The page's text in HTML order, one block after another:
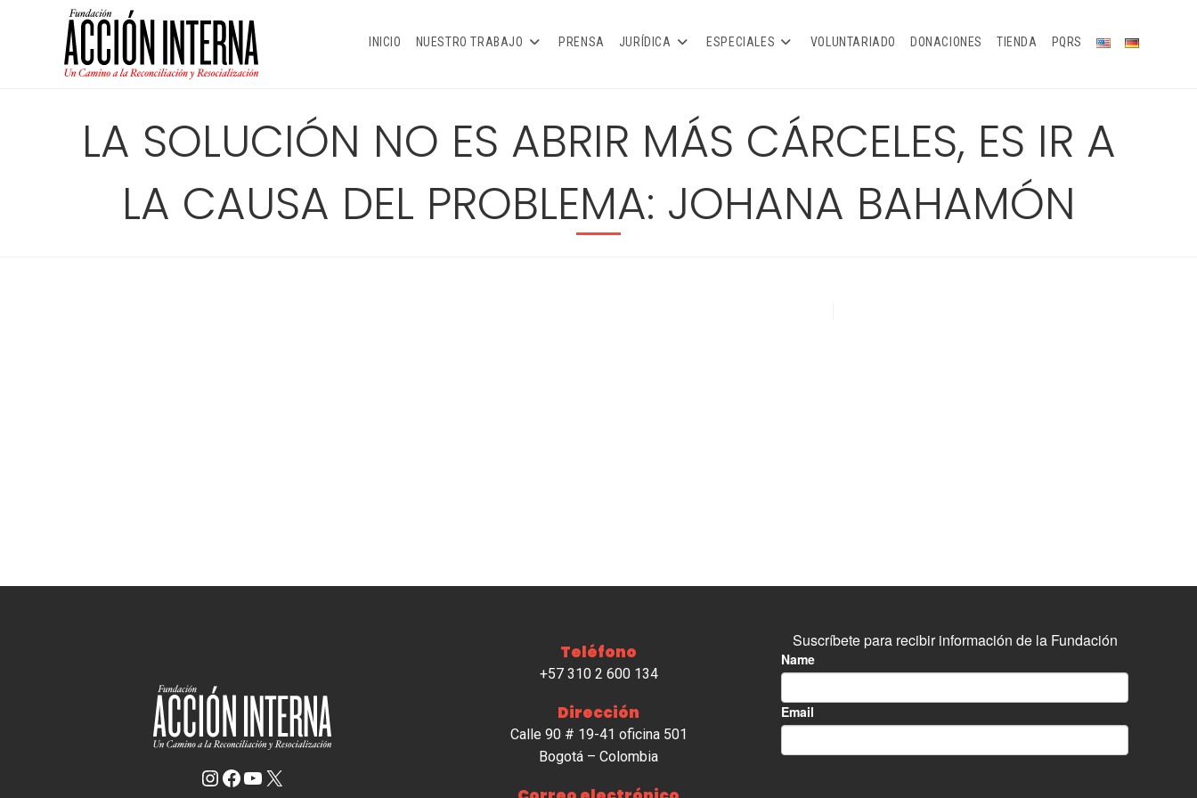
INICIO NUESTRO TRABAJO PRENSA JURÍDICA ESPECIALES VOLUNTARIADO DONACIONES TIENDA PQRS
LA SOLUCIÓN NO ES ABRIR MÁS CÁRCELES, ES IR A
LA CAUSA DEL PROBLEMA: JOHANA BAHAMÓN
Instagram Facebook YouTube X
Teléfono
+57 310 2 600 134
Dirección
Calle 90 # 19-41 oficina 501
Bogotá – Colombia